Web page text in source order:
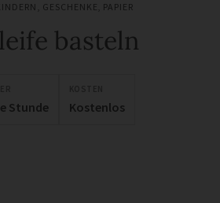
GESCHENKE PAPIER
basteln
Stunde Kostenlos